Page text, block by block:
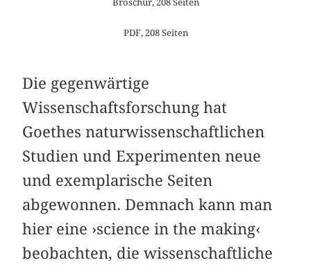
Broschur, 208 Seiten
PDF, 208 Seiten
Die gegenwärtige
Wissenschaftsforschung hat
Goethes naturwissenschaftlichen
Studien und Experimenten neue
und exemplarische Seiten
abgewonnen. Demnach kann man
hier eine ›science in the making‹
beobachten, die wissenschaftliche